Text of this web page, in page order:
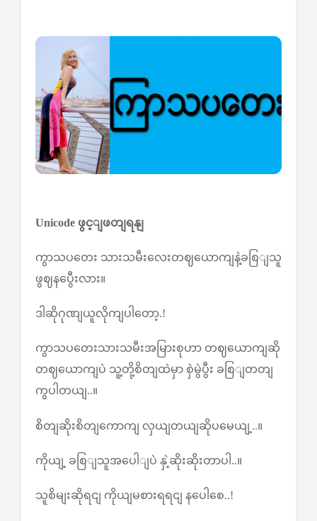
Unicode ဖွင့ျဖတျရနျ
ကွာသပတေး သားသမီးလေးတဈယောကျနဲ့ခစြျသူ
ဖွဈနပွေီးလား။
ဒါဆိုဂုဏျယူလိုကျပါတော့.!
ကွာသပတေးသားသမီးအမြားစုဟာ တဈယောကျဆို
တဈယောကျပဲ သူ့တို့စိတျထဲမှာ စှဲမွဲပွီး ခစြျတတျ
ကွပါတယျ..။
စိတျဆိုးစိတျကောကျ လှယျတယျဆိုပမေယျ့..။
ကိုယျ့ ခစြျသူအပေါျပဲ နှဲ့ဆိုးဆိုးတာပါ..။
သူစိမျးဆိုရငျ ကိုယျမစားရရငျ နပေါစေ..!